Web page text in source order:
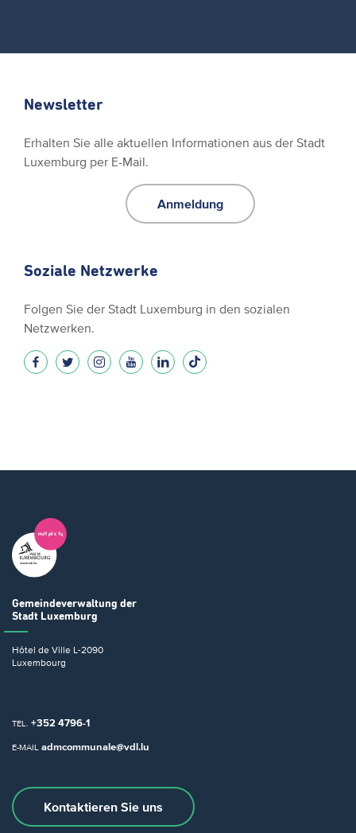
Newsletter
Erhalten Sie alle aktuellen Informationen aus der Stadt
Luxemburg per E-Mail.
Anmeldung
Soziale Netzwerke
Folgen Sie der Stadt Luxemburg in den sozialen
Netzwerken.
Gemeindeverwaltung der
Stadt Luxemburg
Hôtel de Ville L-2090
Luxembourg
TEL. +352 4796-1
E-MAIL admcommunale@vdl.lu
Kontaktieren Sie uns